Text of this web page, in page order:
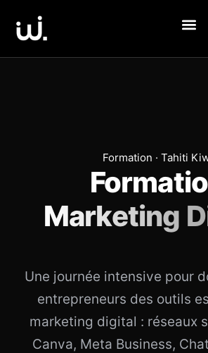
Formation · Tahiti
Marketing
Une journée intensive pour
entrepreneurs des outils
marketing digital : réseaux
Canva, Meta Business,